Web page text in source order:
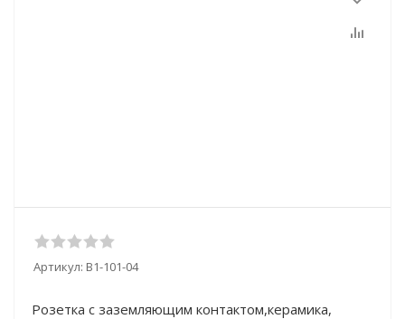
Артикул: B1-101-04
Розетка с заземляющим контактом,керамика,